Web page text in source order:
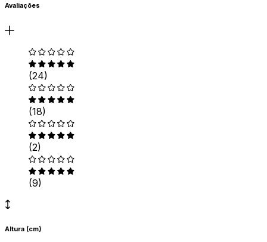
Avaliações
(24)
(18)
(2)
(9)
Altura (cm)